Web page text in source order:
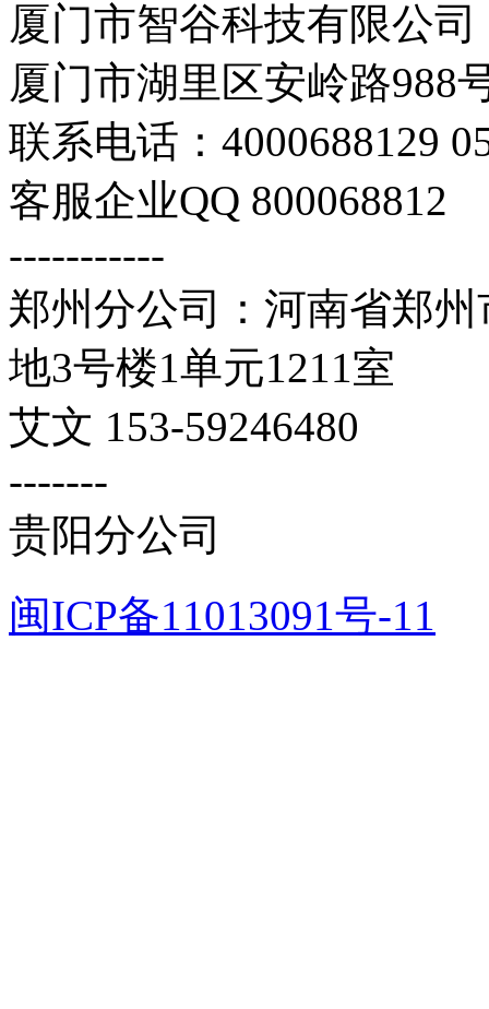
厦门市智谷科技有限公司
厦门市湖里区安岭路988
联系电话：4000688129
客服企业QQ 800068812
-----------
郑州分公司：河南省郑
地3号楼1单元1211室
艾文 153-59246480
-------
贵阳分公司
闽ICP备11013091号-11